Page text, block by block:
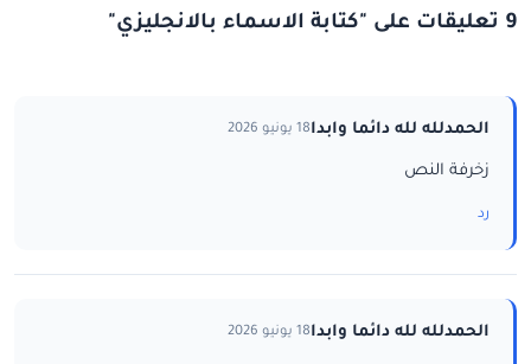
9 تعليقات على "كتابة الاسماء بالانجليزي"
الحمدلله لله دائما وابدا18 يونيو 2026
زخرفة النص
رد
الحمدلله لله دائما وابدا18 يونيو 2026